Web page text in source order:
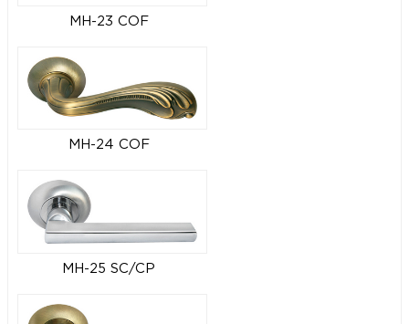
MH-23 COF
MH-24 COF
MH-25 SC/CP